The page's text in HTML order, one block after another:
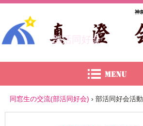
部活同好会
神
同窓生の交流(部活同好会) › 部活同好会活